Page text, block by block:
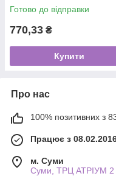
Готово до відправки
770,33 ₴
Купити
Про нас
100% позитивних з 83
Працює з
м. Суми
Суми, ТРЦ АТРІУМ 2